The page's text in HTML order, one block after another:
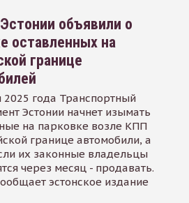
объявили о
оставленных на
границе
2025 года Транспортный
Эстонии начнет изымать
на парковке возле КПП
границе автомобили, а
их законные владельцы
через месяц - продавать.
эстонское издание